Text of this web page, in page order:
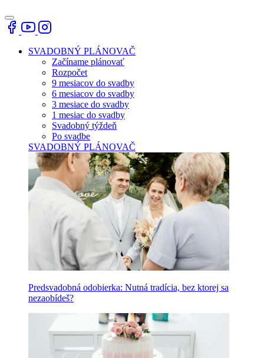
SVADOBNÝ PLÁNOVAČ
Začíname plánovať
Rozpočet
9 mesiacov do svadby
6 mesiacov do svadby
3 mesiace do svadby
1 mesiac do svadby
Svadobný týždeň
Po svadbe
SVADOBNÝ PLÁNOVAČ
Predsvadobná odobierka: Nutná tradícia, bez ktorej sa
nezaobídeš?